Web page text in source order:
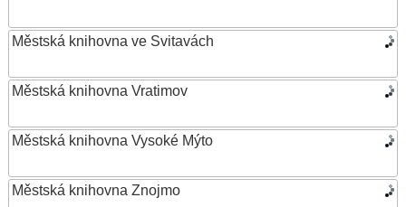
Městská knihovna ve Svitavách
Městská knihovna Vratimov
Městská knihovna Vysoké Mýto
Městská knihovna Znojmo